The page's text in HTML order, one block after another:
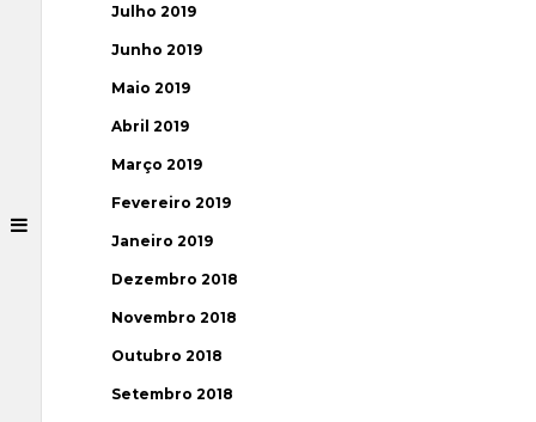
Julho 2019
Junho 2019
Maio 2019
Abril 2019
Março 2019
Fevereiro 2019
Janeiro 2019
Dezembro 2018
Novembro 2018
Outubro 2018
Setembro 2018